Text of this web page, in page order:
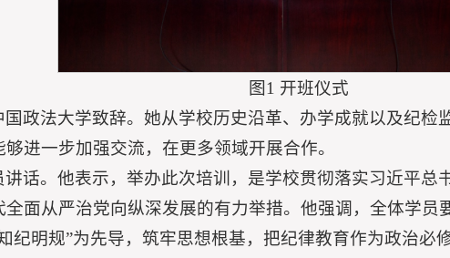
图1 开班仪式
政法大学致辞。她从学校历史沿革、办学成就以及纪检
进一步加强交流，在更多领域开展合作。
话。他表示，举办此次培训，是学校贯彻落实习近平总
面从严治党向纵深发展的有力举措。他强调，全体学
纪明规”为先导，筑牢思想根基，把纪律教育作为政治必